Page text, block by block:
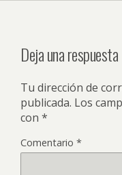
Deja una respuesta
Tu dirección de
publicada. Los
con *
Comentario *